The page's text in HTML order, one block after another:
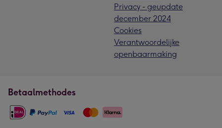
Privacy - geupdate
december 2024
Cookies
Verantwoordelijke
openbaarmaking
Betaalmethodes